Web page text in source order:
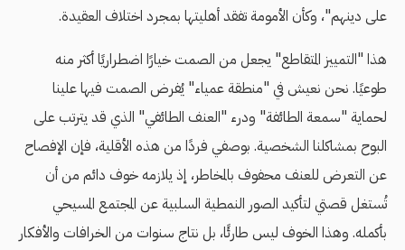
على دينهم"، وكأن الأمومة تفقد أهليتها بمجرد اختلاف العقيدة.
هذا "التمييز المتقاطع" يجعل من الصمت خيارًا اضطراريًا أكثر منه
طوعيًا. نحن نعيش في "منطقة عمياء" يُفرض الصمت فيها علينا
لحماية "سمعة الطائفة" ودرء "العنف الطائفي" الذي قد يترتب على
البوح بمشاكلنا الشخصية. بوصفي فردًا من هذه الأقلية، فإن الإفصاح
عن التعرض للعنف محفوف بالمخاطر، إذ يلازمه خوف دائم من أن
تُستغل قصتي لتأكيد الصور النمطية السلبية عن المجتمع المسيحي
بأكمله. وهذا الخوف ليس طارئًا، بل نتاج سنوات من الخرافات والأفكار